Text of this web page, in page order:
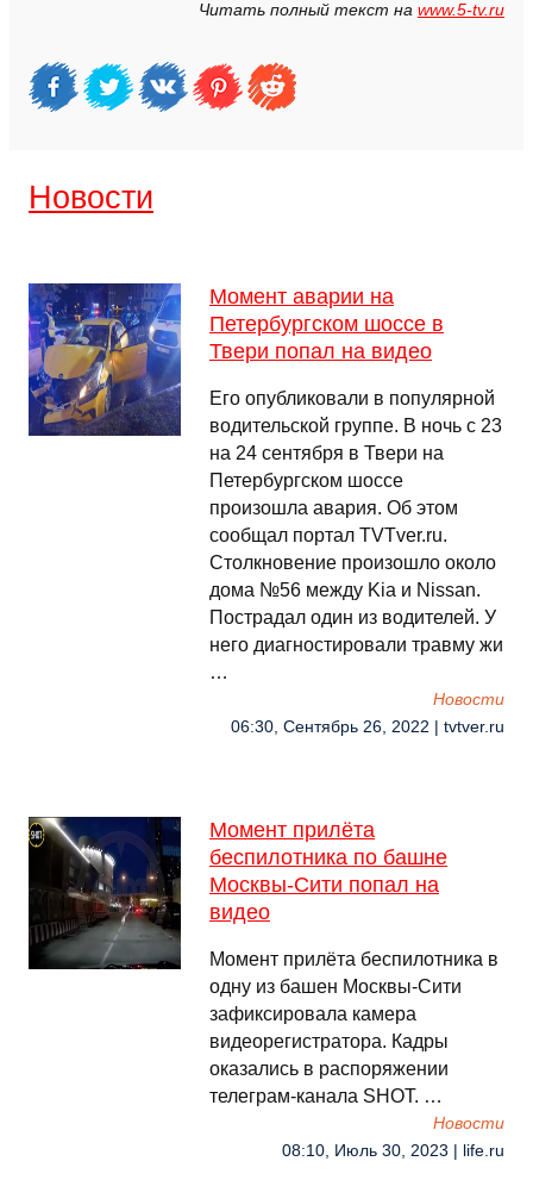
Читать полный текст на www.5-tv.ru
Новости
Момент аварии на
Петербургском шоссе в
Твери попал на видео
Его опубликовали в популярной
водительской группе. В ночь с 23
на 24 сентября в Твери на
Петербургском шоссе
произошла авария. Об этом
сообщал портал TVTver.ru.
Столкновение произошло около
дома №56 между Kia и Nissan.
Пострадал один из водителей. У
него диагностировали травму жи
…
Новости
06:30, Сентябрь 26, 2022 | tvtver.ru
Момент прилёта
беспилотника по башне
Москвы-Сити попал на
видео
Момент прилёта беспилотника в
одну из башен Москвы-Сити
зафиксировала камера
видеорегистратора. Кадры
оказались в распоряжении
телеграм-канала SHOT. …
Новости
08:10, Июль 30, 2023 | life.ru